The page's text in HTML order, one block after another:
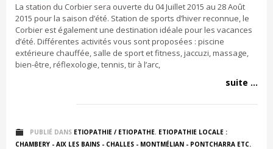
La station du Corbier sera ouverte du 04 Juillet 2015 au 28 Août
2015 pour la saison d’été. Station de sports d’hiver reconnue, le
Corbier est également une destination idéale pour les vacances
d’été. Différentes activités vous sont proposées : piscine
extérieure chauffée, salle de sport et fitness, jaccuzi, massage,
bien-être, réflexologie, tennis, tir à l’arc,
suite ...
PUBLIÉ DANS ETIOPATHIE / ETIOPATHE, ETIOPATHIE LOCALE :
CHAMBERY - AIX LES BAINS - CHALLES - MONTMÉLIAN - PONTCHARRA ETC.